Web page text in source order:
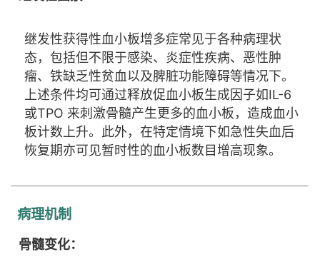
继发性获得性血小板增多症常见于各种病理状
态，包括但不限于感染、炎症性疾病、恶性肿
瘤、铁缺乏性贫血以及脾脏功能障碍等情况下。
上述条件均可通过释放促血小板生成因子如IL-6
或TPO 来刺激骨髓产生更多的血小板，造成血小
板计数上升。此外，在特定情境下如急性失血后
恢复期亦可见暂时性的血小板数目增高现象。
病理机制
骨髓变化：